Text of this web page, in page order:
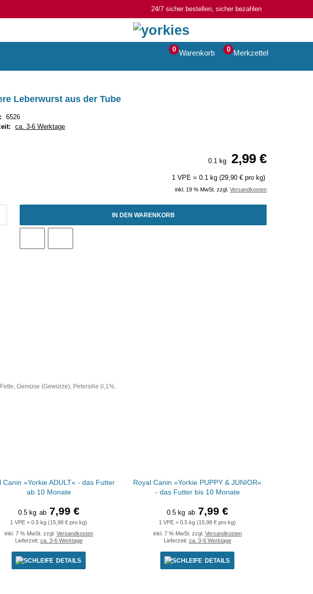
24/7 sicher bestellen, sicher bezahlen
0 Merkzettel
0 Warenkorb
Leberwurst aus der Tube
6526
ca. 3-6 Werktage
0.1 kg 2,99 €
1 VPE = 0.1 kg (29,90 € pro kg)
inkl. 19 % MwSt. zzgl. Versandkosten
IN DEN WARENKORB
Gemüse (Gewürze), Petersilie 0,1%.
Canin »Yorkie ADULT« - das Futter
ab 10 Monate
0.5 kg ab 7,99 €
1 VPE = 0.5 kg (15,98 € pro kg)
inkl. 7 % MwSt. zzgl. Versandkosten
Lieferzeit: ca. 3-6 Werktage
DETAILS
Royal Canin »Yorkie PUPPY & JUNIOR«
- das Futter bis 10 Monate
0.5 kg ab 7,99 €
1 VPE = 0.5 kg (15,98 € pro kg)
inkl. 7 % MwSt. zzgl. Versandkosten
Lieferzeit: ca. 3-6 Werktage
DETAILS